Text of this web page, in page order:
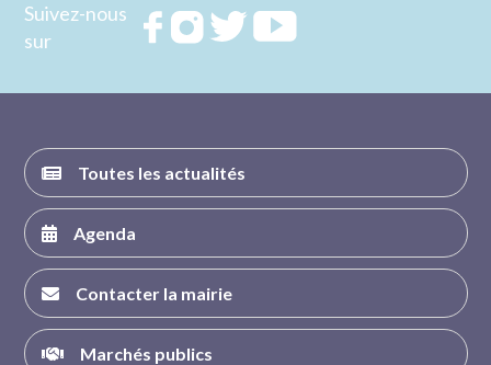
Suivez-nous
sur
RejoignezRejoignezRejoignez
Toutes les actualités
Agenda
Contacter la mairie
Marchés publics